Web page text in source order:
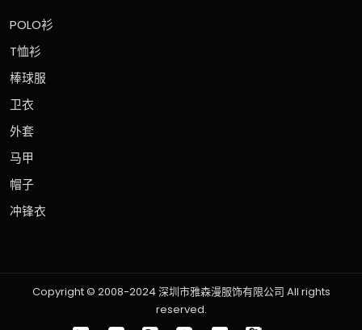
POLO衫
T恤衫
棒球服
卫衣
外套
马甲
帽子
冲锋衣
Copyright © 2008-2024 深圳市雅森漫服饰有限公司 All rights
reserved.